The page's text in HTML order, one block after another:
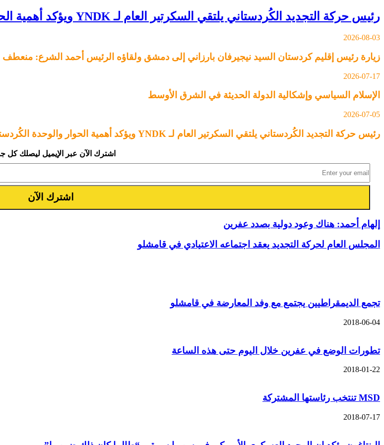
رئيس حركة التجديد الكُردستاني يلتقي السكرتير العام لـ YNDK ويؤكد أهمية الحوار والوحدة الكُردستانية
2026-08-03
زيارة رئيس إقليم كردستان السيد نيجيرفان بارزاني إلى دمشق ولقاؤه الرئيس أحمد الشرع:
2026-07-17
الإسلام السياسي وإشكالية الدولة الحديثة في الشرق الأوسط
2026-07-05
رئيس حركة التجديد الكُردستاني يلتقي السكرتير العام لـ YNDK ويؤكد أهمية الحوار والوحدة الكُردستانية
اشترك الآن عبر الإيميل ليصلك كل
إلهام أحمد: هناك وعود دولية بصدد عفرين
المجلس العام لحركة التجديد يعقد اجتماعه الاعتيادي في قامشلو
تجمع الديمقراطيين يجتمع مع وفد المعارضة في قامشلو
2018-06-04
تطورات الوضع في عفرين خلال اليوم حتى هذه الساعة
2018-01-22
MSD تنتخب رئاستها المشتركة
2018-07-17